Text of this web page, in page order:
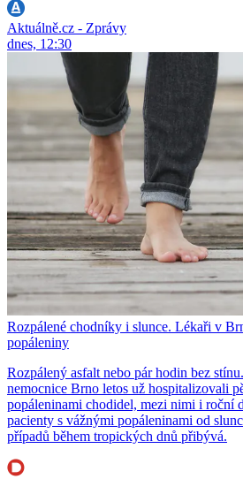
Aktuálně.cz - Zprávy
dnes, 12:30
Rozpálené chodníky i slunce. Lékaři v
popáleniny
Rozpálený asfalt nebo pár hodin bez
nemocnice Brno letos už hospitalizovali
popáleninami chodidel, mezi nimi i roční
pacienty s vážnými popáleninami od
případů během tropických dnů přibývá.